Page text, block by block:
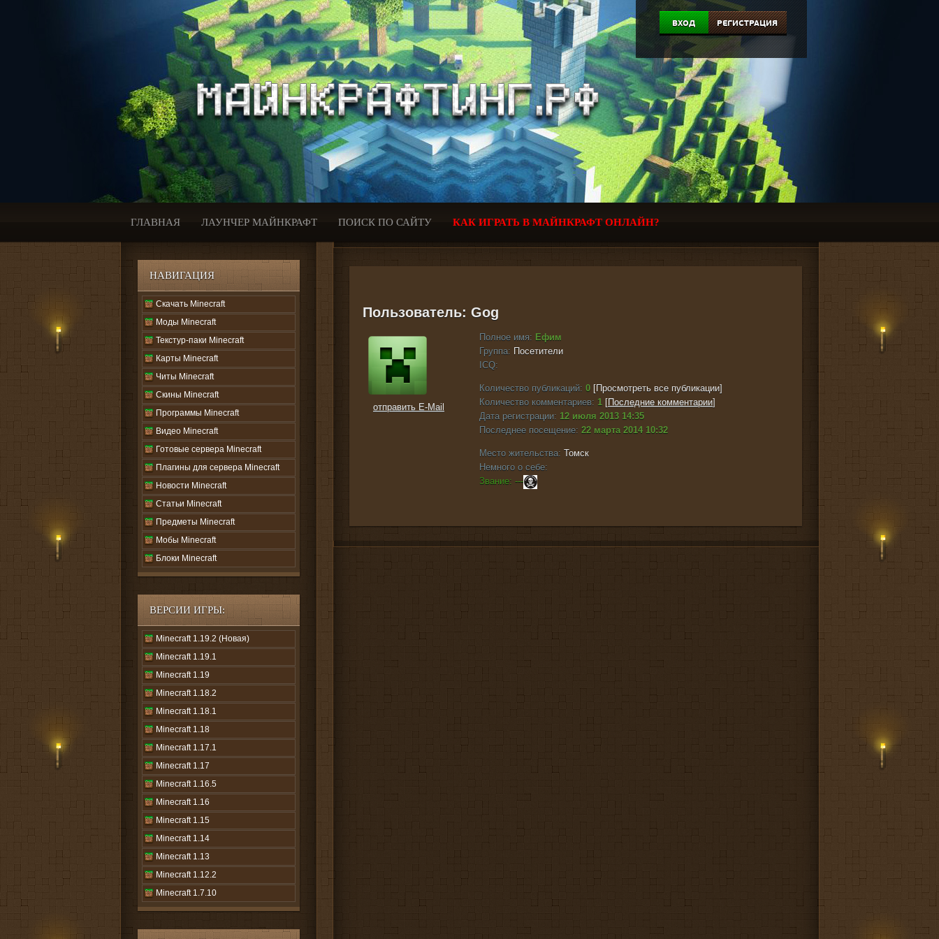
ВХОД РЕГИСТРАЦИЯ
ГЛАВНАЯ ЛАУНЧЕР МАЙНКРАФТ ПОИСК ПО САЙТУ КАК ИГРАТЬ В МАЙНКРАФТ ОНЛАЙН?
НАВИГАЦИЯ
Скачать Minecraft
Моды Minecraft
Текстур-паки Minecraft
Карты Minecraft
Читы Minecraft
Скины Minecraft
Программы Minecraft
Видео Minecraft
Готовые сервера Minecraft
Плагины для сервера Minecraft
Новости Minecraft
Статьи Minecraft
Предметы Minecraft
Мобы Minecraft
Блоки Minecraft
ВЕРСИИ ИГРЫ:
Minecraft 1.19.2 (Новая)
Minecraft 1.19.1
Minecraft 1.19
Minecraft 1.18.2
Minecraft 1.18.1
Minecraft 1.18
Minecraft 1.17.1
Minecraft 1.17
Minecraft 1.16.5
Minecraft 1.16
Minecraft 1.15
Minecraft 1.14
Minecraft 1.13
Minecraft 1.12.2
Minecraft 1.7.10
Пользователь: Gog
отправить E-Mail
Полное имя: Ефим
Группа: Посетители
ICQ:
Количество публикаций: 0 [Просмотреть все публикации]
Количество комментариев: 1 [Последние комментарии]
Дата регистрации: 12 июля 2013 14:35
Последнее посещение: 22 марта 2014 10:32
Место жительства: Томск
Немного о себе:
Звание: ---